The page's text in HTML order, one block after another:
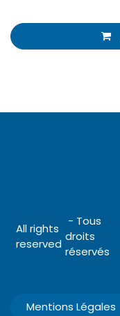
All rights
reserved
- Tous
droits
réservés
Mentions Légales